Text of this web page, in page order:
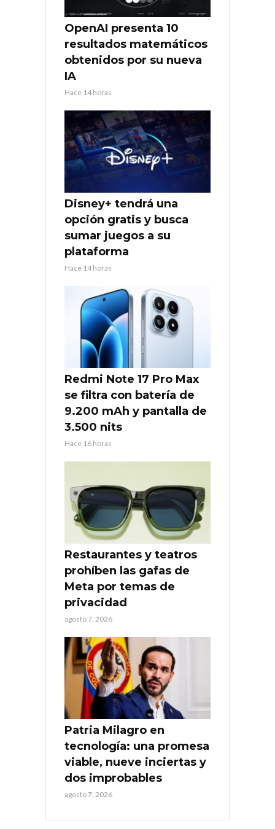
OpenAI presenta 10
resultados matemáticos
obtenidos por su nueva
IA
Hace 14 horas
Disney+ tendrá una
opción gratis y busca
sumar juegos a su
plataforma
Hace 14 horas
Redmi Note 17 Pro Max
se filtra con batería de
9.200 mAh y pantalla de
3.500 nits
Hace 16 horas
Restaurantes y teatros
prohíben las gafas de
Meta por temas de
privacidad
agosto 7, 2026
Patria Milagro en
tecnología: una promesa
viable, nueve inciertas y
dos improbables
agosto 7, 2026